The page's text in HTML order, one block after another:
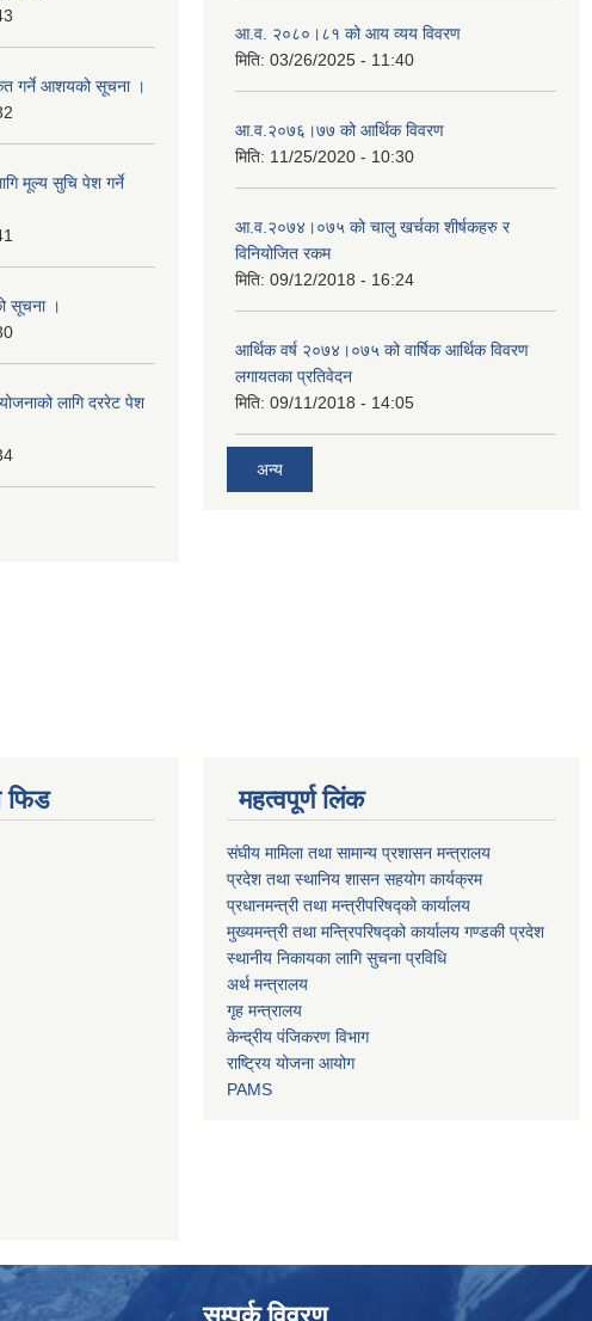
गर्ने आशयको सूचना ।
मूल्य सुचि पेश गर्ने
सूचना ।
लागि दररेट पेश
आ.व. २०८०।८१ को आय व्यय विवरण
मिति: 03/26/2025 - 11:40
आ.व.२०७६।७७ को आर्थिक विवरण
मिति: 11/25/2020 - 10:30
आ.व.२०७४।०७५ को चालु खर्चका शीर्षकहरु र
विनियोजित रकम
मिति: 09/12/2018 - 16:24
आर्थिक वर्ष २०७४।०७५ को वार्षिक आर्थिक विवरण
लगायतका प्रतिवेदन
मिति: 09/11/2018 - 14:05
अन्य
फिड महत्वपूर्ण लिंक
संघीय मामिला तथा सामान्य प्रशासन मन्त्रालय
प्रदेश तथा स्थानिय शासन सहयोग कार्यक्रम
प्रधानमन्त्री तथा मन्त्रीपरिषद्को कार्यालय
मुख्यमन्त्री तथा मन्त्रिपरिषद्को कार्यालय गण्डकी प्रदेश
स्थानीय निकायका लागि सुचना प्रविधि
अर्थ मन्त्रालय
गृह मन्त्रालय
केन्द्रीय पंजिकरण विभाग
राष्ट्रिय योजना आयोग
PAMS